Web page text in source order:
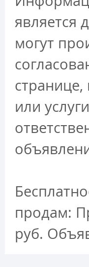
является
могут
или
продам:
руб.